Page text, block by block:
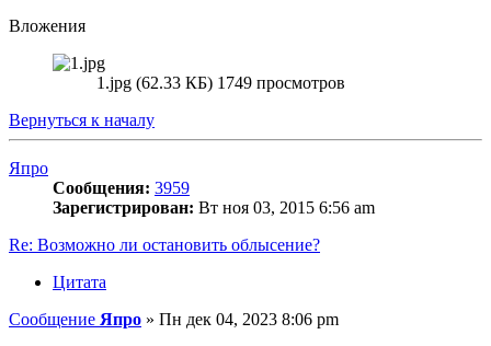
Вложения
1.jpg (62.33 КБ) 1749 просмотров
Вернуться к началу
Япро
Сообщения: 3959
Зарегистрирован: Вт ноя 03, 2015 6:56 am
Re: Возможно ли остановить облысение?
Цитата
Сообщение Япро » Пн дек 04, 2023 8:06 pm